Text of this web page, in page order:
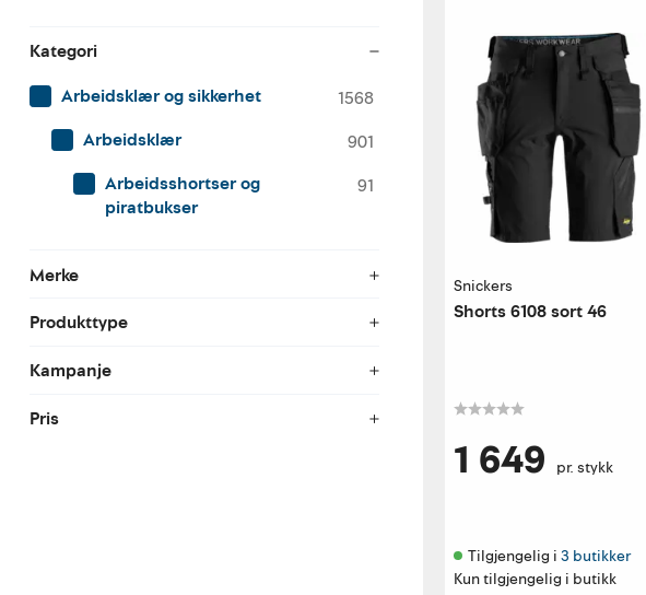
Kategori
Arbeidsklær og sikkerhet
1568
Arbeidsklær
901
Arbeidsshortser og
piratbukser
91
Merke
Produkttype
Kampanje
Pris
Snickers
Shorts 6108 sort 46
1 649 pr. stykk
Tilgjengelig i 3 butikker
Kun tilgjengelig i butikk